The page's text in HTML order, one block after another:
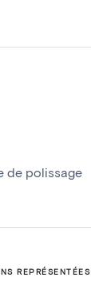
de polissage
REPRÉSENTÉES